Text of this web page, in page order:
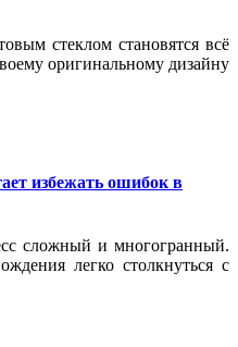
стеклом становятся всё
оригинальному дизайну
избежать ошибок в
сложный и многогранный.
легко столкнуться с